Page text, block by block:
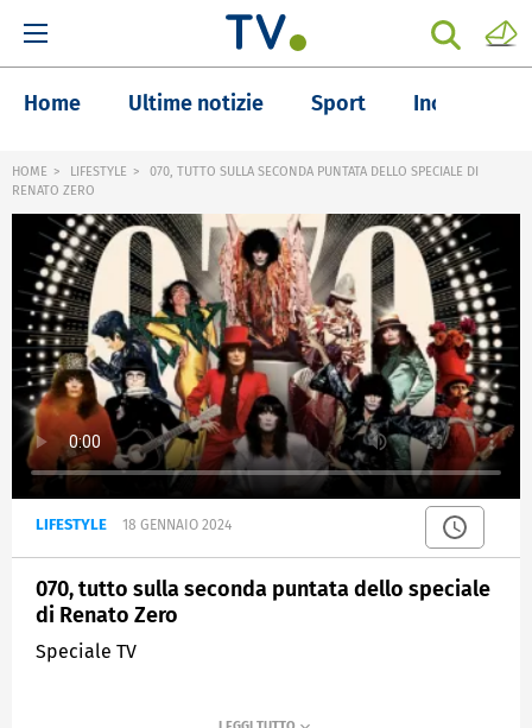
Home Ultime notizie Sport Inchieste
HOME LIFESTYLE
070, TUTTO SULLA SECONDA PUNTATA DELLO SPECIALE DI
RENATO ZERO
LIFESTYLE 18 GENNAIO 2024
070, tutto sulla seconda puntata dello speciale
di Renato Zero
Speciale TV